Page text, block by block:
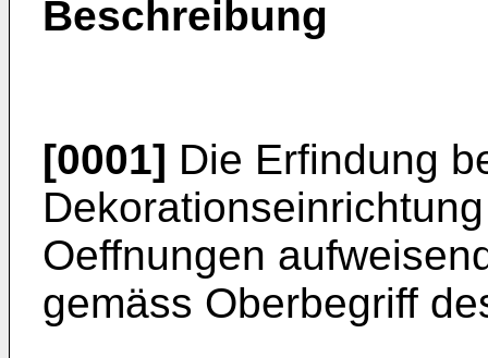
Beschreibung
[0001] Die Erfindung
Oeffnungen
gemäss Oberbegriff